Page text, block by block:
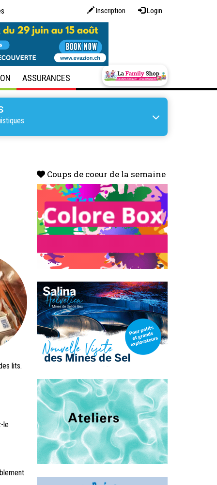
Inscription Login
ASSURANCES
lits.
le
Coups de coeur de la semaine